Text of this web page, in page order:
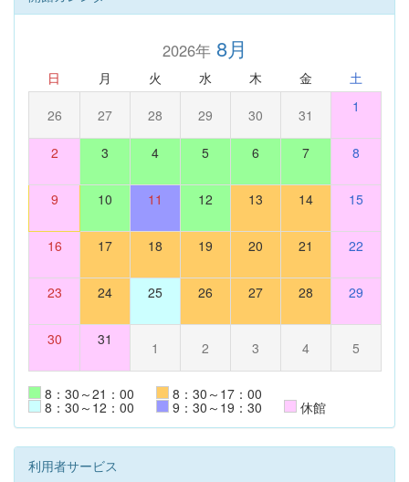
2026年8月
日 月 火 水 木 金 土
26 27 28 29 30 31 1
2 3 4 5 6 7 8
9 10 11 12 13 14 15
16 17 18 19 20 21 22
23 24 25 26 27 28 29
30 31 1 2 3 4 5
8：30～21：00 8：30～17：00
8：30～12：00 9：30～19：30 休館
利用者サービス